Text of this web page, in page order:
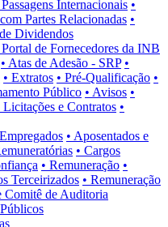
Internacionais •
Partes Relacionadas •
Dividendos
Portal de Fornecedores da INB
• Atas de Adesão - SRP •
• Extratos • Pré-Qualificação •
Público • Avisos •
e Contratos •
• Aposentados e
• Cargos
• Remuneração •
Terceirizados • Remuneração
Comitê de Auditoria